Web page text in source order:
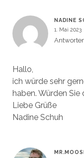
NADINE
1. Mai 2023
Hallo,
ich würde sehr
haben. Würden
Liebe Grüße
Nadine Schuh